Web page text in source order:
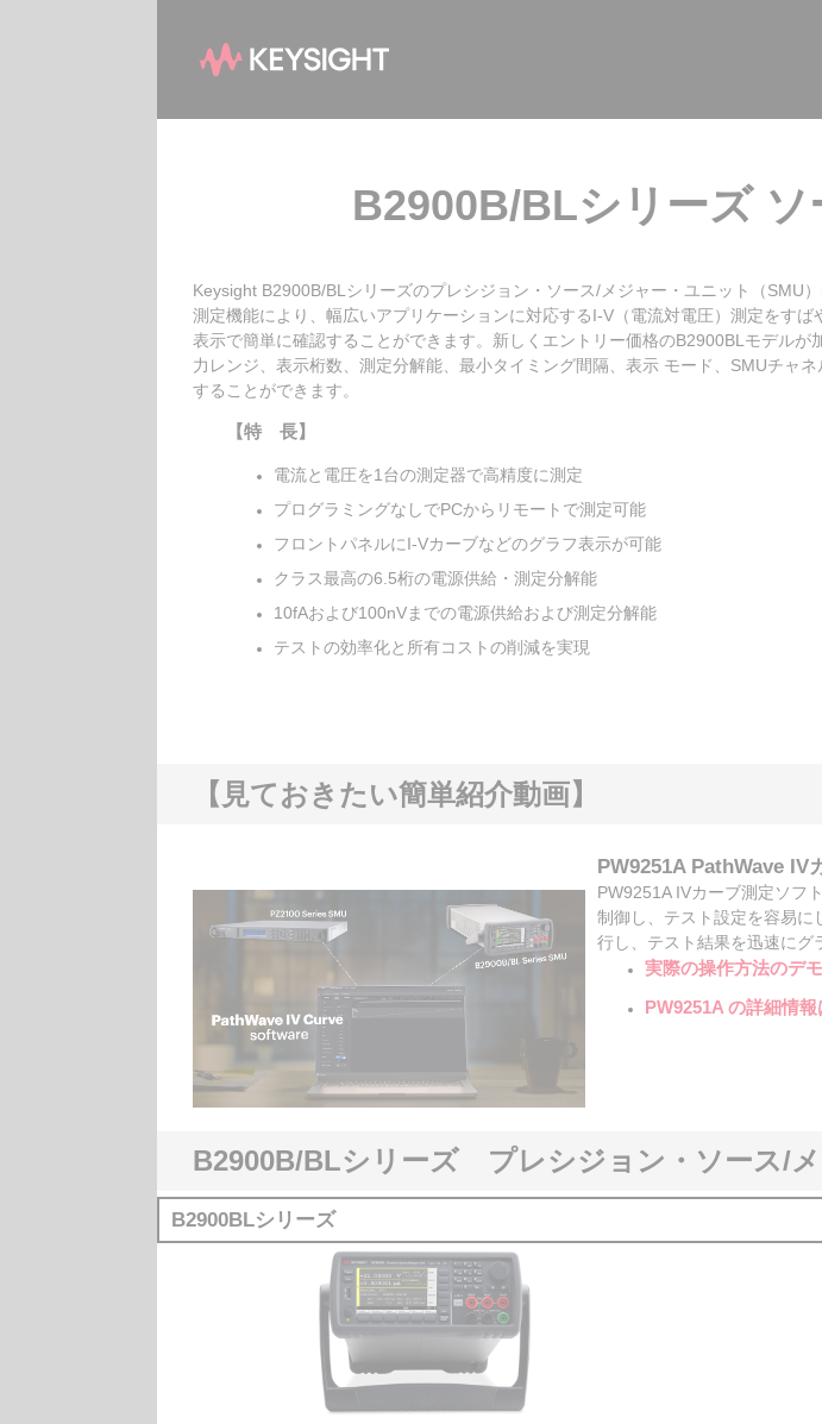
B2900B/BLシリーズ
Keysight B2900B/BLシリーズのプレシジョン・ソース/メジャー・ユニット（SMU
測定機能により、幅広いアプリケーションに対応するI-V（電流対電圧）測定をす
表示で簡単に確認することができます。新しくエントリー価格のB2900BLモデル
力レンジ、表示桁数、測定分解能、最小タイミング間隔、表示 モード、SMUチャ
することができます。
【特 長】
電流と電圧を1台の測定器で高精度に測定
プログラミングなしでPCからリモートで測定可能
フロントパネルにI-Vカーブなどのグラフ表示が可能
クラス最高の6.5桁の電源供給・測定分解能
10fAおよび100nVまでの電源供給および測定分解能
テストの効率化と所有コストの削減を実現
【見ておきたい簡単紹介動画】
PW9251A PathWave IV
PW9251A IVカーブ測定ソフ
制御し、テスト設定を容易に
行し、テスト結果を迅速にグ
実際の操作方法のデ
PW9251A の詳細情
B2900B/BLシリーズ プレシジョン・ソース/
B2900BLシリーズ